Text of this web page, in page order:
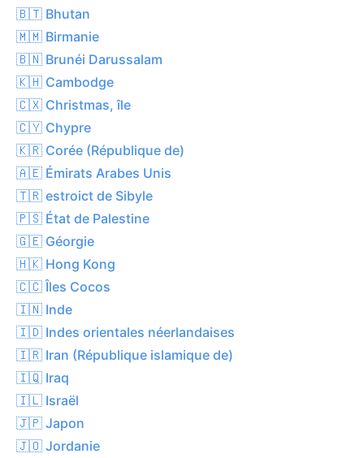
🇧🇹 Bhutan
🇲🇲 Birmanie
🇧🇳 Brunéi Darussalam
🇰🇭 Cambodge
🇨🇽 Christmas, île
🇨🇾 Chypre
🇰🇷 Corée (République de)
🇦🇪 Émirats Arabes Unis
🇹🇷 estroict de Sibyle
🇵🇸 État de Palestine
🇬🇪 Géorgie
🇭🇰 Hong Kong
🇨🇨 Îles Cocos
🇮🇳 Inde
🇮🇩 Indes orientales néerlandaises
🇮🇷 Iran (République islamique de)
🇮🇶 Iraq
🇮🇱 Israël
🇯🇵 Japon
🇯🇴 Jordanie